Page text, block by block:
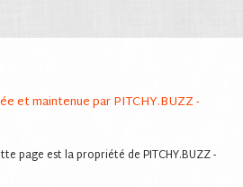
et maintenue par PITCHY.BUZZ -
page est la propriété de PITCHY.BUZZ -